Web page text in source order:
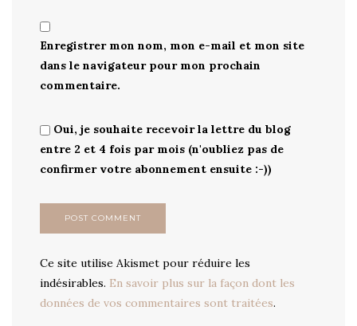
Enregistrer mon nom, mon e-mail et mon site
dans le navigateur pour mon prochain
commentaire.
Oui, je souhaite recevoir la lettre du blog
entre 2 et 4 fois par mois (n'oubliez pas de
confirmer votre abonnement ensuite :-))
Ce site utilise Akismet pour réduire les
indésirables. En savoir plus sur la façon dont les
données de vos commentaires sont traitées.